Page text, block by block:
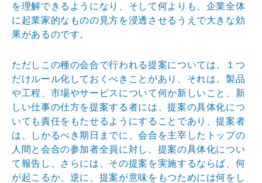
を理解できるようになり、そして何よりも、企業全体
に起業家的なものの見方を浸透させるうえで大きな効
果があるのです。
ただしこの種の会合で行われる提案については、１つ
だけルール化しておくべきことがあり、それは、製品
や工程、 市場やサービスについて何か新しいこと、新
しい仕事の仕方を提案する者には、提案の具体化につ
いても責任をもたせるようにすることであり、提案者
は、しかるべき期日ま でに、会合を主宰したトップの
人間と会合の参加者全員に対し、提案の具体化につい
て報告し、さらには、その提案 を実施するならば、何
が起こるか、逆に、提案が意味をもつためには何をし